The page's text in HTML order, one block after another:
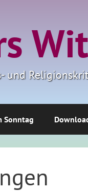
und
Sonntag